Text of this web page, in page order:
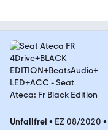
Unfallfrei • EZ 08/2020 •